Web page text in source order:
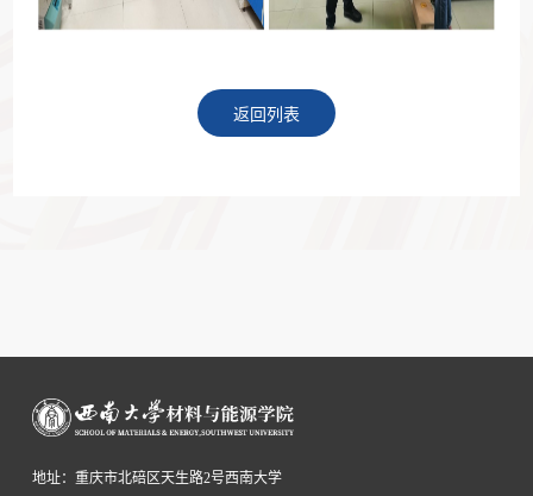
返回列表
地址：重庆市北碚区天生路2号西南大学